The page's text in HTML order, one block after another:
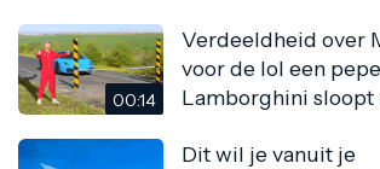
00:14
Verdeeldheid over
voor de lol een
Lamborghini
Dit wil je vanuit je